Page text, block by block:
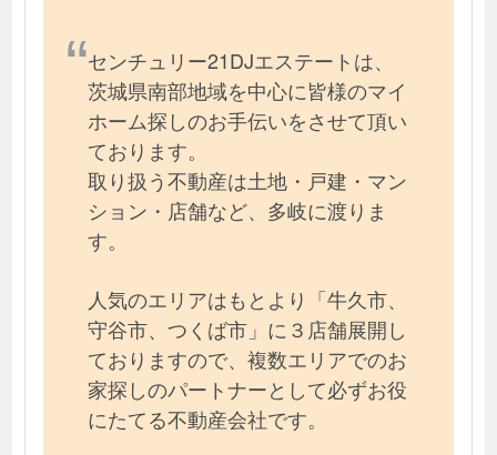
センチュリー21DJエステートは、
茨城県南部地域を中心に皆様のマイ
ホーム探しのお手伝いをさせて頂い
ております。
取り扱う不動産は土地・戸建・マン
ション・店舗など、多岐に渡りま
す。
人気のエリアはもとより「牛久市、
守谷市、つくば市」に３店舗展開し
ておりますので、複数エリアでのお
家探しのパートナーとして必ずお役
にたてる不動産会社です。